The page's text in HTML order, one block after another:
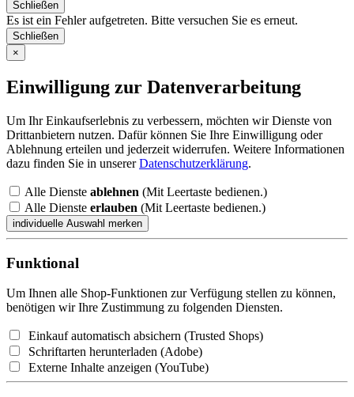
Schließen
Es ist ein Fehler aufgetreten. Bitte versuchen Sie es erneut.
Schließen
×
Einwilligung zur Datenverarbeitung
Um Ihr Einkaufserlebnis zu verbessern, möchten wir Dienste von
Drittanbietern nutzen. Dafür können Sie Ihre Einwilligung oder
Ablehnung erteilen und jederzeit widerrufen. Weitere Informationen
dazu finden Sie in unsererDatenschutzerklärung.
Alle Dienste ablehnen (Mit Leertaste bedienen.)
Alle Dienste erlauben (Mit Leertaste bedienen.)
Funktional
Um Ihnen alle Shop-Funktionen zur Verfügung stellen zu können,
benötigen wir Ihre Zustimmung zu folgenden Diensten.
Einkauf automatisch absichern (Trusted Shops)
Schriftarten herunterladen (Adobe)
Externe Inhalte anzeigen (YouTube)